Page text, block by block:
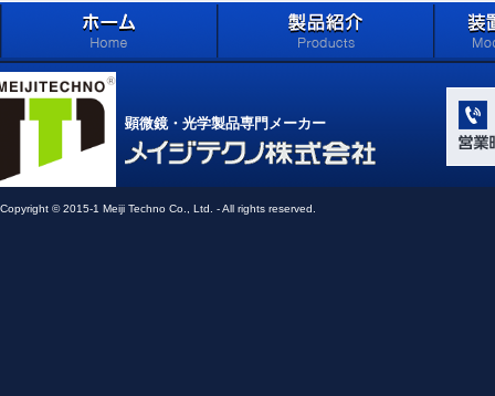
ホーム
学系」
Light
顕微鏡・光学製品専門メーカー
Copyright © 2015-1 Meiji Techno Co., Ltd. - All rights reserved.